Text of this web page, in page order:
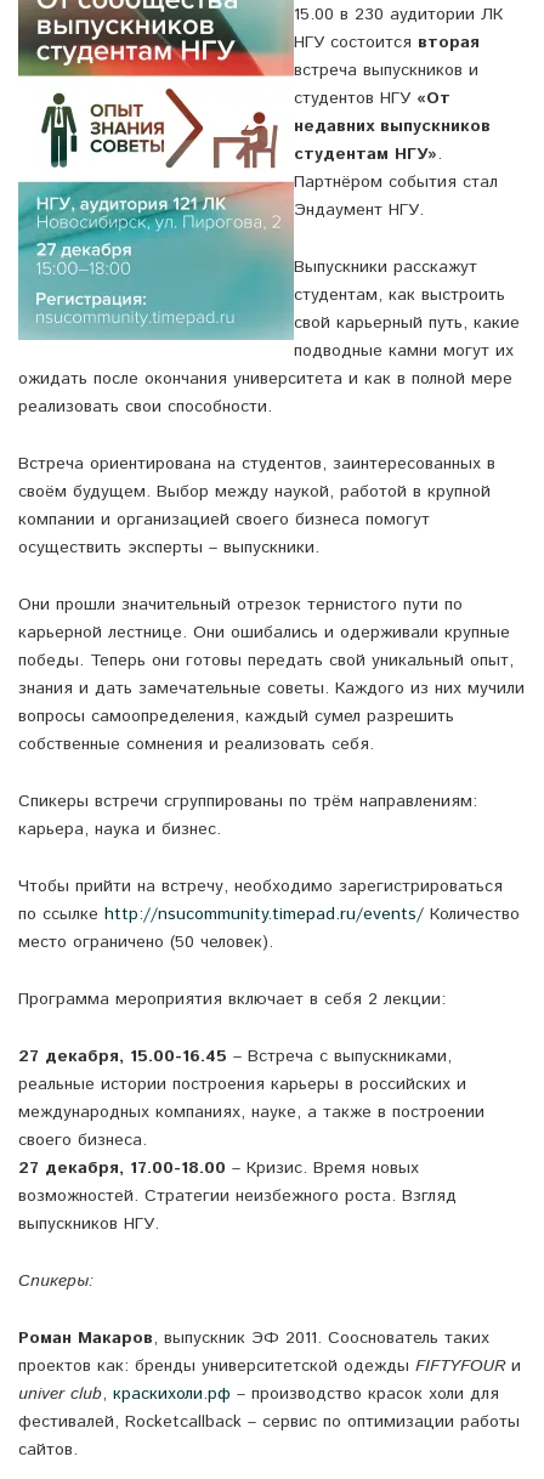
15.00 в 230 аудитории ЛК
НГУ состоится вторая
встреча выпускников и
студентов НГУ «От
недавних выпускников
студентам НГУ».
Партнёром события стал
Эндаумент НГУ.
Выпускники расскажут
студентам, как выстроить
свой карьерный путь, какие
подводные камни могут их
ожидать после окончания университета и как в полной мере
реализовать свои способности.
Встреча ориентирована на студентов, заинтересованных в
своём будущем. Выбор между наукой, работой в крупной
компании и организацией своего бизнеса помогут
осуществить эксперты – выпускники.
Они прошли значительный отрезок тернистого пути по
карьерной лестнице. Они ошибались и одерживали крупные
победы. Теперь они готовы передать свой уникальный опыт,
знания и дать замечательные советы. Каждого из них мучили
вопросы самоопределения, каждый сумел разрешить
собственные сомнения и реализовать себя.
Спикеры встречи сгруппированы по трём направлениям:
карьера, наука и бизнес.
Чтобы прийти на встречу, необходимо зарегистрироваться
по ссылке http://nsucommunity.timepad.ru/events/ Количество
место ограничено (50 человек).
Программа мероприятия включает в себя 2 лекции:
27 декабря, 15.00-16.45 – Встреча с выпускниками,
реальные истории построения карьеры в российских и
международных компаниях, науке, а также в построении
своего бизнеса.
27 декабря, 17.00-18.00 – Кризис. Время новых
возможностей. Стратегии неизбежного роста. Взгляд
выпускников НГУ.
Спикеры:
Роман Макаров, выпускник ЭФ 2011. Сооснователь таких
проектов как: бренды университетской одежды FIFTYFOURи
univer club, краскихоли.рф – производство красок холи для
фестивалей, Rocketcallback – сервис по оптимизации работы
сайтов.